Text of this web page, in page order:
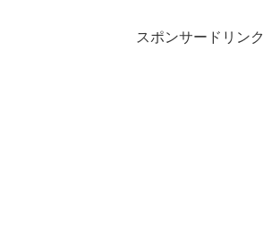
スポンサードリンク